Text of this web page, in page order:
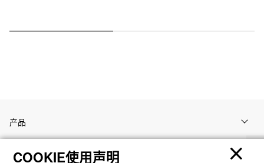
产品
客户支持
COOKIE使用声明